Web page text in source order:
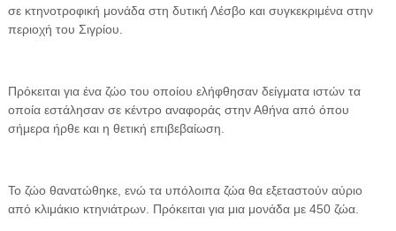
σε κτηνοτροφική μονάδα στη δυτική Λέσβο και συγκεκριμένα στην
περιοχή του Σιγρίου.
Πρόκειται για ένα ζώο του οποίου ελήφθησαν δείγματα ιστών τα
οποία εστάλησαν σε κέντρο αναφοράς στην Αθήνα από όπου
σήμερα ήρθε και η θετική επιβεβαίωση.
Το ζώο θανατώθηκε, ενώ τα υπόλοιπα ζώα θα εξεταστούν αύριο
από κλιμάκιο κτηνιάτρων. Πρόκειται για μια μονάδα με 450 ζώα.